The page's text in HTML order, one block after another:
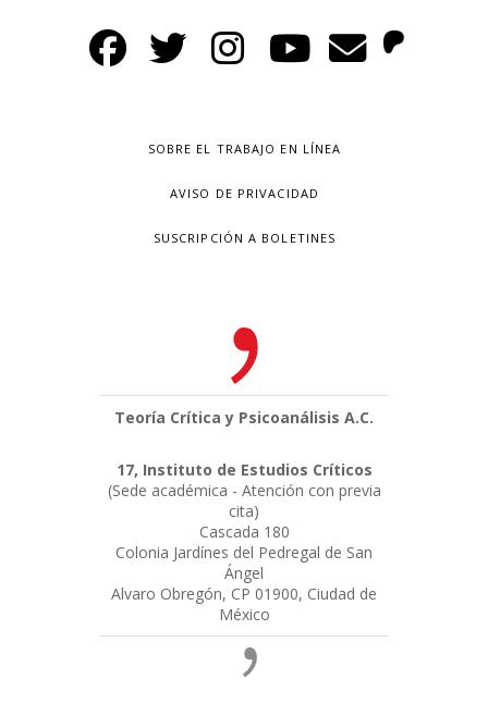
SOBRE EL TRABAJO EN LÍNEA
AVISO DE PRIVACIDAD
SUSCRIPCIÓN A BOLETINES
Teoría Crítica y Psicoanálisis A.C.
17, Instituto de Estudios Críticos
(Sede académica - Atención con previa
cita)
Cascada 180
Colonia Jardínes del Pedregal de San
Ángel
Alvaro Obregón, CP 01900, Ciudad de
México